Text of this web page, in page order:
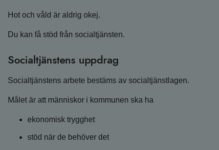
Hot och våld är aldrig okej.
Du kan få stöd från socialtjänsten.
Socialtjänstens uppdrag
Socialtjänstens arbete bestäms av socialtjänstlagen.
Målet är att människor i kommunen ska ha
ekonomisk trygghet
stöd när de behöver det